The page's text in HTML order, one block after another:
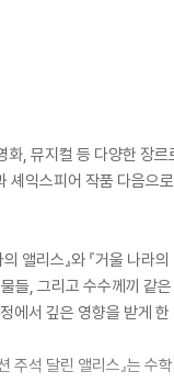
, 뮤지컬 등 다양한 장
익스피어 작품 다음으
리스』와 『거울 나라의
들, 그리고 수수께끼 같
에서 깊은 영향을 받게
주석 달린 앨리스』는